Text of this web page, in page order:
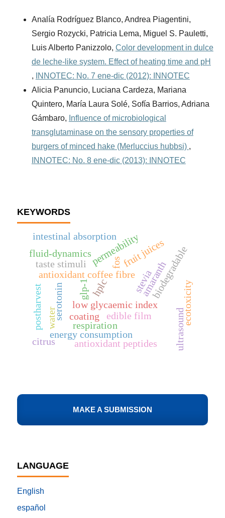
Analía Rodríguez Blanco, Andrea Piagentini,
Sergio Rozycki, Patricia Lema, Miguel S. Pauletti,
Luis Alberto Panizzolo, Color development in dulce
de leche-like system. Effect of heating time and pH
,
INNOTEC: No. 7 ene-dic (2012): INNOTEC
Alicia Panuncio, Luciana Cardeza, Mariana
Quintero, María Laura Solé, Sofía Barrios, Adriana
Gámbaro, Influence of microbiological
transglutaminase on the sensory properties of
burgers of minced hake (Merluccius hubbsi) ,
INNOTEC: No. 8 ene-dic (2013): INNOTEC
MAKE A SUBMISSION
LANGUAGE
English
español
KEYWORDS
antioxidant coffee fibre
fos
glp-1
low glycaemic index
serotonin
stevia
coating edible film
biodegradable
permeability
respiration
fruit juices
energy consumption
fluid-dynamics
amaranth
antioxidant peptides
intestinal absorption
taste stimuli
ultrasound
ecotoxicity
water
citrus
postharvest hplc